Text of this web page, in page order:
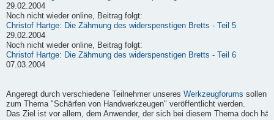
29.02.2004
Noch nicht wieder online, Beitrag folgt:
Christof Hartge: Die Zähmung des widerspenstigen Bretts - Teil 5
29.02.2004
Noch nicht wieder online, Beitrag folgt:
Christof Hartge: Die Zähmung des widerspenstigen Bretts - Teil 6
07.03.2004
Angeregt durch verschiedene Teilnehmer unseres Werkzeugforums sollen
zum Thema "Schärfen von Handwerkzeugen" veröffentlicht werden.
Das Ziel ist vor allem, dem Anwender, der sich bei diesem Thema doch